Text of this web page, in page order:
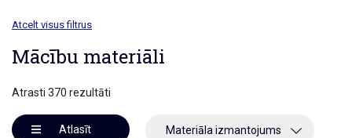
Atcelt visus filtrus
Mācību materiāli
Atrasti 370 rezultāti
Atlasīt Materiāla izmantojums